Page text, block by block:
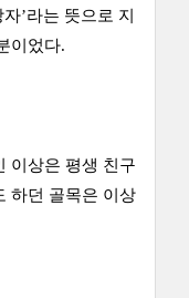
’라는 뜻으로 지
이었다.
이상은 평생 친구
하던 골목은 이상